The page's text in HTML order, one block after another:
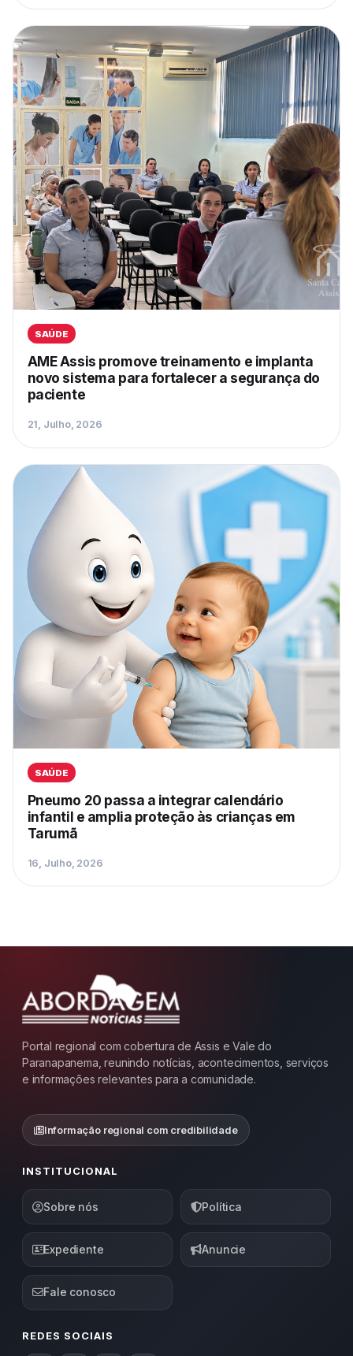
SAÚDE
AME Assis promove treinamento e implanta
novo sistema para fortalecer a segurança do
paciente
21, Julho, 2026
SAÚDE
Pneumo 20 passa a integrar calendário
infantil e amplia proteção às crianças em
Tarumã
16, Julho, 2026
Portal regional com cobertura de Assis e Vale do
Paranapanema, reunindo notícias, acontecimentos, serviços
e informações relevantes para a comunidade.
Informação regional com credibilidade
INSTITUCIONAL
Sobre nós Política
Expediente Anuncie
Fale conosco
REDES SOCIAIS